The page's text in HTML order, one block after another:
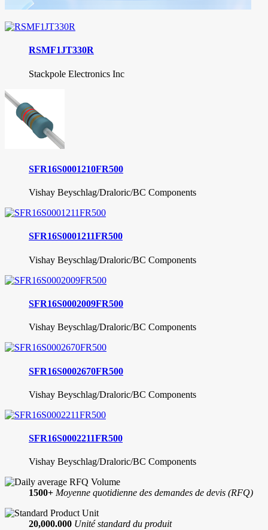
RSMF1JT330R
Stackpole Electronics Inc
SFR16S0001210FR500
Vishay Beyschlag/Draloric/BC Components
SFR16S0001211FR500
Vishay Beyschlag/Draloric/BC Components
SFR16S0002009FR500
Vishay Beyschlag/Draloric/BC Components
SFR16S0002670FR500
Vishay Beyschlag/Draloric/BC Components
SFR16S0002211FR500
Vishay Beyschlag/Draloric/BC Components
1500+ Moyenne quotidienne des demandes de devis (RFQ)
20,000.000 Unité standard du produit